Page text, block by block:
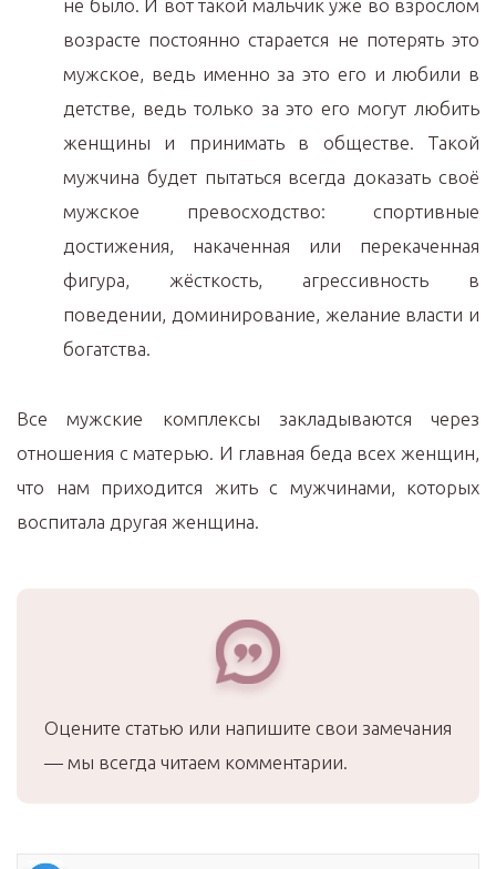
не было. И вот такой мальчик уже во взрослом
возрасте постоянно старается не потерять это
мужское, ведь именно за это его и любили в
детстве, ведь только за это его могут любить
женщины и принимать в обществе. Такой
мужчина будет пытаться всегда доказать своё
мужское превосходство: спортивные
достижения, накаченная или перекаченная
фигура, жёсткость, агрессивность в
поведении, доминирование, желание власти и
богатства.
Все мужские комплексы закладываются через
отношения с матерью. И главная беда всех женщин,
что нам приходится жить с мужчинами, которых
воспитала другая женщина.
Оцените статью или напишите свои замечания
— мы всегда читаем комментарии.